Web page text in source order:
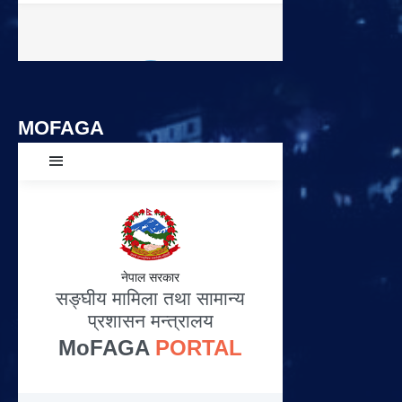
MOFAGA